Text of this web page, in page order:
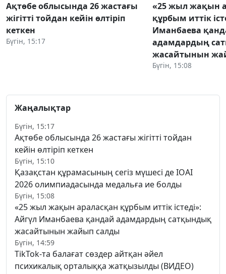
Ақтөбе облысында 26 жастағы
жігітті тойдан кейін өлтіріп
кеткен
Бүгін, 15:17
«25 жыл жақын
құрбым иттік
Иманбаева
адамдардың
жасайтынын
Бүгін, 15:08
Жаңалықтар
Бүгін, 15:17
Ақтөбе облысында 26 жастағы жігітті тойдан
кейін өлтіріп кеткен
Бүгін, 15:10
Қазақстан құрамасының сегіз мүшесі де IOAI
2026 олимпиадасында медальға ие болды
Бүгін, 15:08
«25 жыл жақын араласқан құрбым иттік істеді»:
Айгүл Иманбаева қандай адамдардың сатқындық
жасайтынын жайып салды
Бүгін, 14:59
TikTok-та балағат сөздер айтқан әйел
психикалық орталыққа жатқызылды (ВИДЕО)